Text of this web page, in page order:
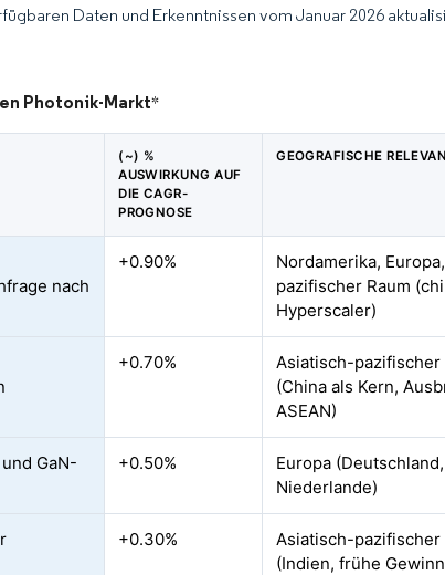
Daten und Erkenntnissen vom Januar 2026
Photonik-Markt*
(~) %
AUSWIRKUNG AUF
DIE CAGR-
PROGNOSE
GEOGRAFISCHE
nach
+0.90%
Nordamerika,
pazifischer Raum
Hyperscaler)
+0.70%
Asiatisch-pazifischer
(China als Kern,
ASEAN)
GaN-
+0.50%
Europa
Niederlande)
+0.30%
Asiatisch-pazifischer
(Indien, frühe